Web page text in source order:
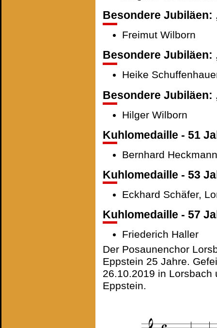
Besondere Jubiläen:
Freimut Wilborn
Besondere Jubiläen:
Heike
Besondere Jubiläen:
Hilger Wilborn
Kuhlomedaille - 51
Bernhard
Kuhlomedaille - 53
Eckhard Schäfer,
Kuhlomedaille - 57
Friederich Haller
Der Posaunenchor
Eppstein 25 Jahre.
26.10.2019 in
Eppstein.